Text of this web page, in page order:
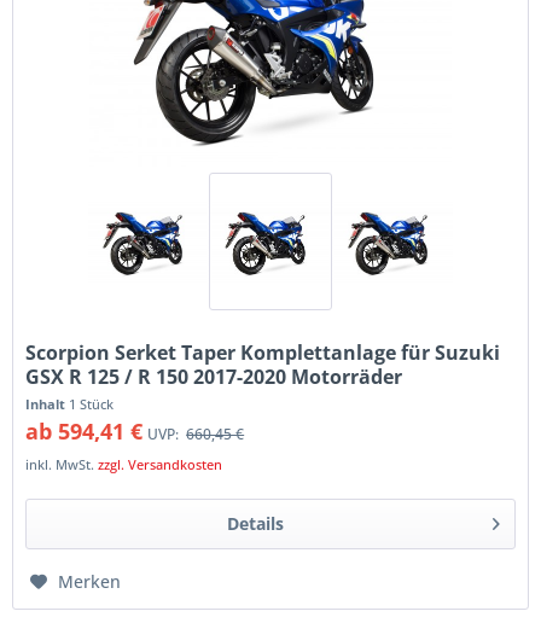
Scorpion Serket Taper Komplettanlage für Suzuki
GSX R 125 / R 150 2017-2020 Motorräder
Inhalt 1 Stück
ab 594,41 € UVP: 660,45 €
inkl. MwSt.zzgl. Versandkosten
Details
Merken